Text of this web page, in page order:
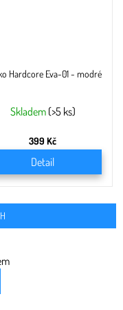
Hardcore Eva-01 - modré
Skladem (>5 ks)
399 Kč
Detail